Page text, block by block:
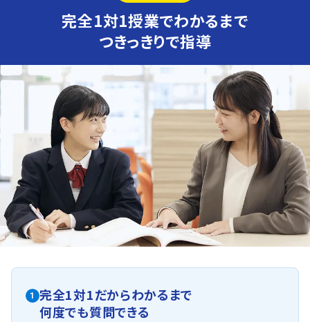
完全1対1授業でわかるまで
つきっきりで指導
1
完全1対1だからわかるまで
何度でも質問できる